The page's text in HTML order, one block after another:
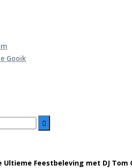
Gooik
Ultieme Feestbeleving met DJ Tom